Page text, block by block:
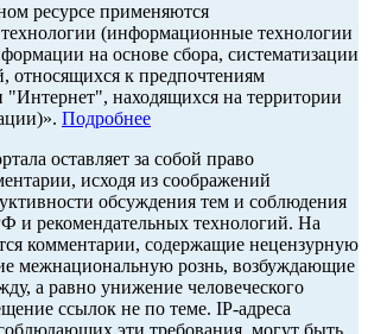
ресурсе применяются
(информационные технологии
на основе сбора, систематизации
относящихся к предпочтениям
"Интернет", находящихся на территории
Подробнее
оставляет за собой право
исходя из соображений
обсуждения тем и соблюдения
и рекомендательных технологий. На
комментарии, содержащие нецензурную
межнациональную рознь, возбуждающие
а равно унижение человеческого
ссылок не по теме. IP-адреса